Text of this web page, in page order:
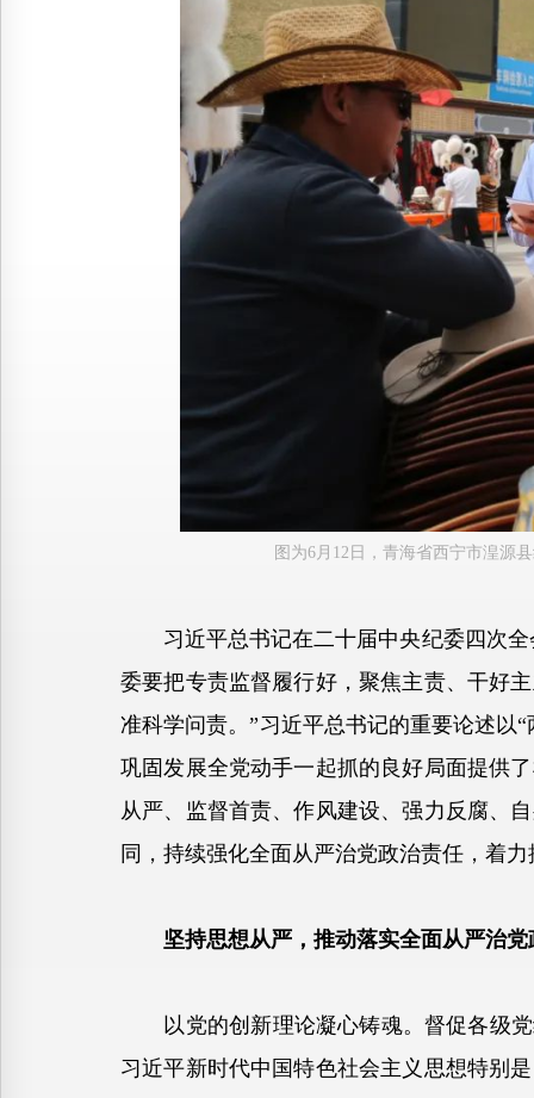
图为6月12日，青海省西宁市湟源
习近平总书记在二十届中央纪委四次全
委要把专责监督履行好，聚焦主责、干好
准科学问责。”习近平总书记的重要论述以
巩固发展全党动手一起抓的良好局面提供
从严、监督首责、作风建设、强力反腐、
同，持续强化全面从严治党政治责任，着
坚持思想从严，推动落实全面从严治
以党的创新理论凝心铸魂。督促各级党
习近平新时代中国特色社会主义思想特别